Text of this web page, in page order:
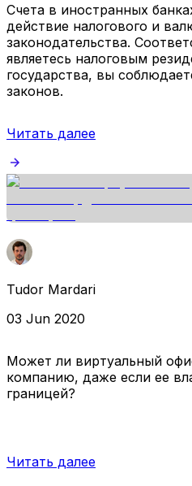
Счета в иностранных
действие налогового и
законодательства.
являетесь налоговым
государства, вы
законов.
Читать далее
Tudor Mardari
03 Jun 2020
Может ли виртуальный
компанию, даже если ее
границей?
Читать далее